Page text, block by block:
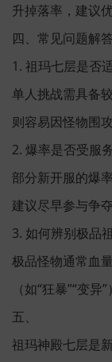
升掉落率，建议优
四、常见问题解答
1. 祖玛七层是否
单人挑战需具备
则容易因怪物围
2. 爆率是否受服
部分新开服的爆
建议尽早参与争夺
3. 如何辨别极品
极品怪物通常血
（如“狂暴”“变异”
五、
祖玛神殿七层是